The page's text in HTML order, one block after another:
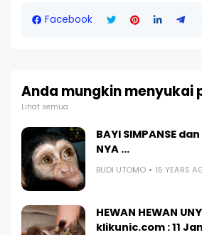
Facebook
Anda mungkin menyukai
Lihat semua
BAYI SIMPANSE
NYA ...
BUDI UTOMO 15 YEARS
HEWAN HEWAN
klikunic.com : 11